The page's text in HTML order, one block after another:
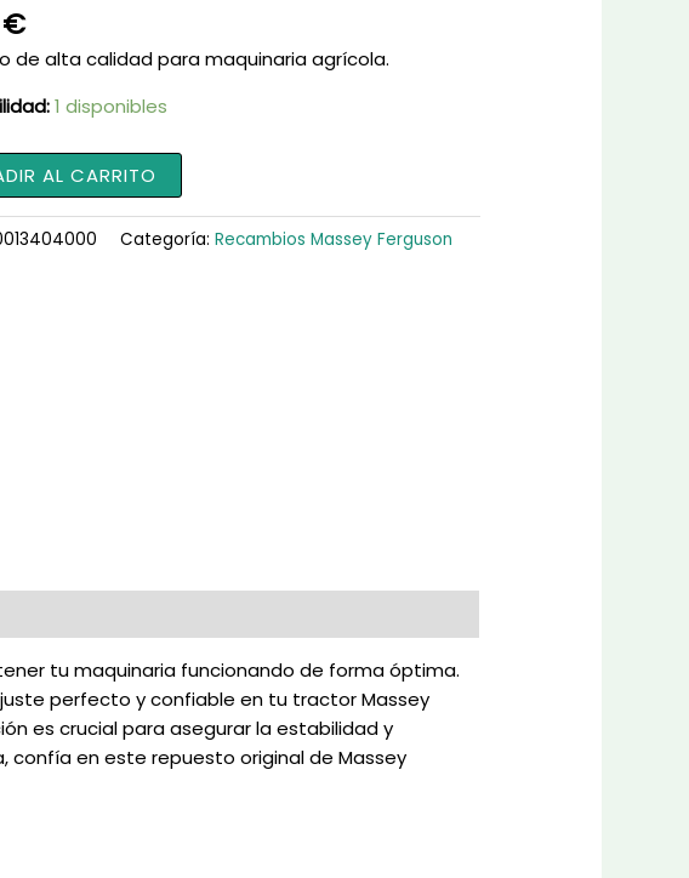
€
de alta calidad para maquinaria agrícola.
1 disponibles
AL CARRITO
Categoría: Recambios Massey Ferguson
tu maquinaria funcionando de forma óptima.
perfecto y confiable en tu tractor Massey
es crucial para asegurar la estabilidad y
en este repuesto original de Massey